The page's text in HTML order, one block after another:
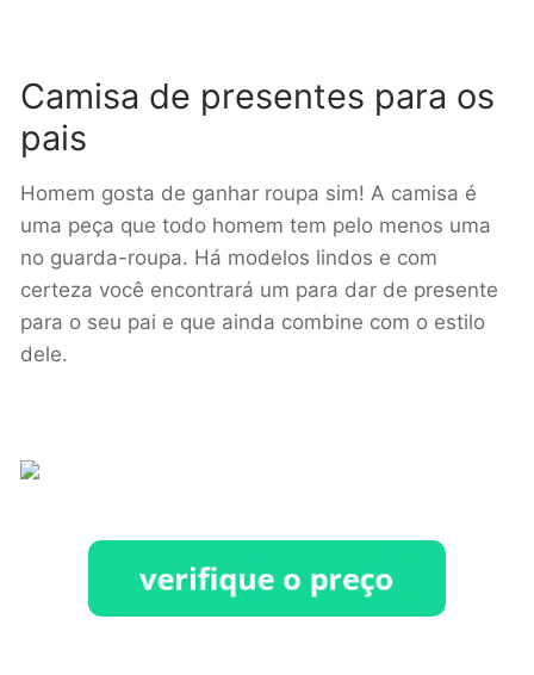
Camisa de presentes para os
pais
Homem gosta de ganhar roupa sim! A camisa é
uma peça que todo homem tem pelo menos uma
no guarda-roupa. Há modelos lindos e com
certeza você encontrará um para dar de presente
para o seu pai e que ainda combine com o estilo
dele.